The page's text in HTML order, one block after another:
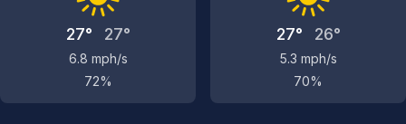
27° 27°
6.8 mph/s
72%
27° 26°
5.3 mph/s
70%